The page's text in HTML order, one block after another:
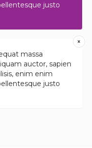
justo
massa
auctor, sapien
enim enim
justo